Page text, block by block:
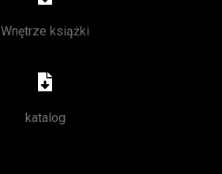
Wnętrze książki
katalog